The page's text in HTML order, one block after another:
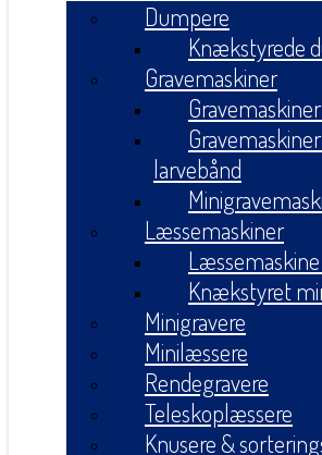
Dumpere
Knækstyrede
Gravemaskiner
larvebånd
Læssemaskiner
Knækstyret
Minigravere
Minilæssere
Rendegravere
Teleskoplæssere
Knusere &